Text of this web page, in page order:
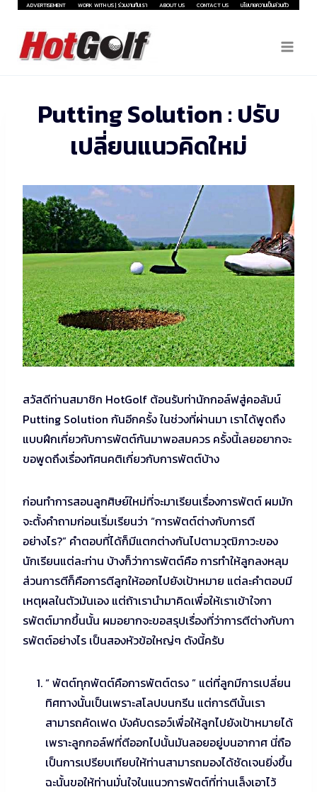
Skip
content
ADVERTISEMENT WORK WITH US | ร่วมงานกับเรา ABOUT US CONTACT US นโยบายความเป็นส่วนตัว
Putting Solution : ปรับ
เปลี่ยนแนวคิดใหม่
สวัสดีท่านสมาชิก HotGolf ต้อนรับท่านักกอล์ฟสู่คอลัมน์
Putting Solution กันอีกครั้ง ในช่วงที่ผ่านมา เราได้พูดถึง
แบบฝึกเกี่ยวกับการพัตต์กันมาพอสมควร ครั้งนี้เลยอยากจะ
ขอพูดถึงเรื่องทัศนคติเกี่ยวกับการพัตต์บ้าง
ก่อนทำการสอนลูกศิษย์ใหม่ที่จะมาเรียนเรื่องการพัตต์ ผมมัก
จะตั้งคำถามก่อนเริ่มเรียนว่า “การพัตต์ต่างกับการตี
อย่างไร?” คำตอบที่ได้ก็มีแตกต่างกันไปตามวุฒิภาวะของ
นักเรียนแต่ละท่าน บ้างก็ว่าการพัตต์คือ การทำให้ลูกลงหลุม
ส่วนการตีก็คือการตีลูกให้ออกไปยังเป้าหมาย แต่ละคำตอบมี
เหตุผลในตัวมันเอง แต่ถ้าเรานำมาคิดเพื่อให้เราเข้าใจกา
รพัตต์มากขึ้นนั้น ผมอยากจะขอสรุปเรื่องที่ว่าการตีต่างกับกา
รพัตต์อย่างไร เป็นสองหัวข้อใหญ่ๆ ดังนี้ครับ
“ พัตต์ทุกพัตต์คือการพัตต์ตรง ” แต่ที่ลูกมีการเปลี่ยน
ทิศทางนั้นเป็นเพราะสโลปบนกรีน แต่การตีนั้นเรา
สามารถคัดเฟด บังคับดรอว์เพื่อให้ลูกไปยังเป้าหมายได้
เพราะลูกกอล์ฟที่ตีออกไปนั้นมันลอยอยู่บนอากาศ นี่ถือ
เป็นการเปรียบเทียบให้ท่านสามารถมองได้ชัดเจนยิ่งขึ้น
ฉะนั้นขอให้ท่านมั่นใจในแนวการพัตต์ที่ท่านเล็งเอาไว้